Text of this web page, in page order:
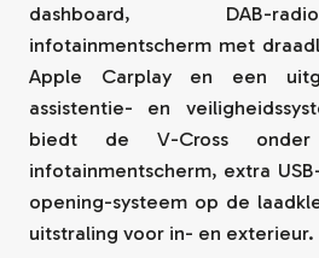
dashboard, DAB-
infotainmentscherm met
Apple Carplay en een
assistentie- en
biedt de V-Cross
infotainmentscherm, extra
opening-systeem op de
uitstraling voor in- en exterieur.